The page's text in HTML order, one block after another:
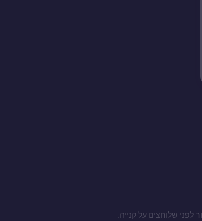
לפני שלוחצים על קנייה.